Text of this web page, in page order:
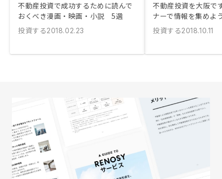
不動産投資で成功するために読んで
おくべき漫画・映画・小説 5選
投資する2018.02.23
不動産投資を大阪で
ナーで情報を集めよ
投資する2018.10.11